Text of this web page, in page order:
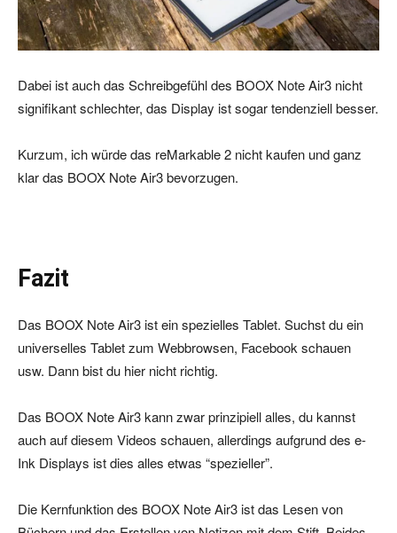
Dabei ist auch das Schreibgefühl des BOOX Note Air3 nicht
signifikant schlechter, das Display ist sogar tendenziell besser.
Kurzum, ich würde das reMarkable 2 nicht kaufen und ganz
klar das BOOX Note Air3 bevorzugen.
Fazit
Das BOOX Note Air3 ist ein spezielles Tablet. Suchst du ein
universelles Tablet zum Webbrowsen, Facebook schauen
usw. Dann bist du hier nicht richtig.
Das BOOX Note Air3 kann zwar prinzipiell alles, du kannst
auch auf diesem Videos schauen, allerdings aufgrund des e-
Ink Displays ist dies alles etwas “spezieller”.
Die Kernfunktion des BOOX Note Air3 ist das Lesen von